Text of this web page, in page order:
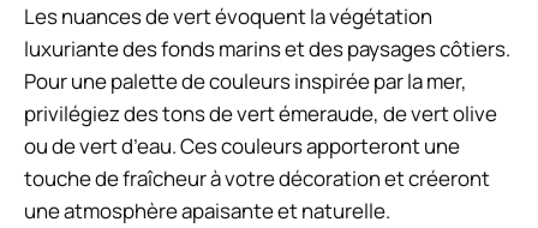
Les nuances de vert évoquent la végétation
luxuriante des fonds marins et des paysages côtiers.
Pour une palette de couleurs inspirée par la mer,
privilégiez des tons de vert émeraude, de vert olive
ou de vert d’eau. Ces couleurs apporteront une
touche de fraîcheur à votre décoration et créeront
une atmosphère apaisante et naturelle.